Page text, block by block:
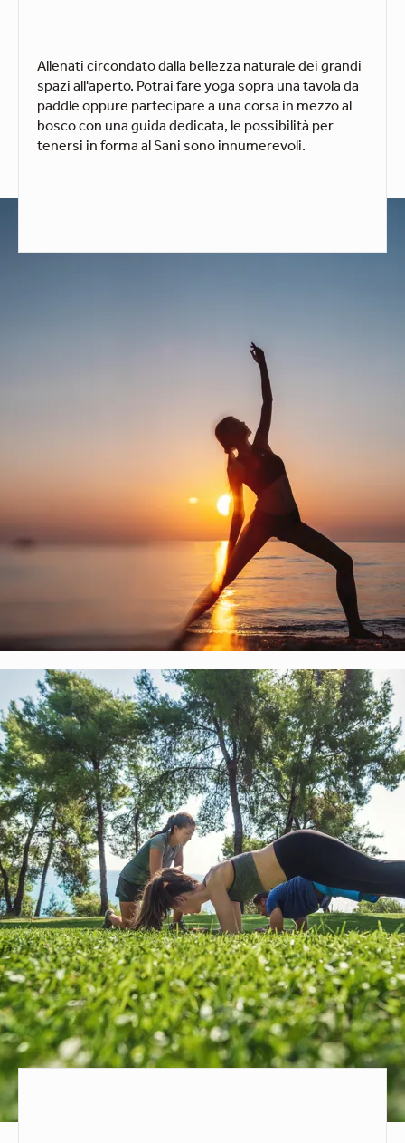
Allenati circondato dalla bellezza naturale dei grandi
spazi all'aperto. Potrai fare yoga sopra una tavola da
paddle oppure partecipare a una corsa in mezzo al
bosco con una guida dedicata, le possibilità per
tenersi in forma al Sani sono innumerevoli.